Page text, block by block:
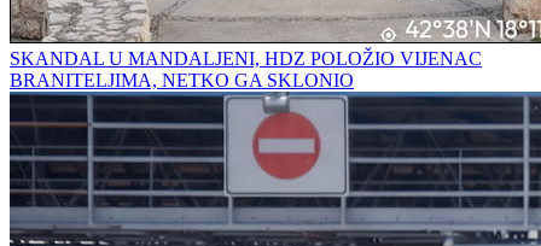
SKANDAL U MANDALJENI, HDZ POLOŽIO VIJENAC
BRANITELJIMA, NETKO GA SKLONIO